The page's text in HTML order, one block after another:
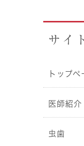
サイ
トップペ
医師紹介
虫歯